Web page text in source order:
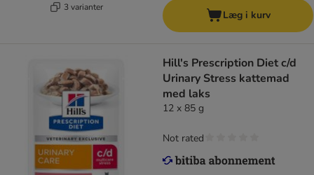
3 varianter
Læg i kurv
Hill's Prescription Diet c/d
Urinary Stress kattemad
med laks
12 x 85 g
Not rated